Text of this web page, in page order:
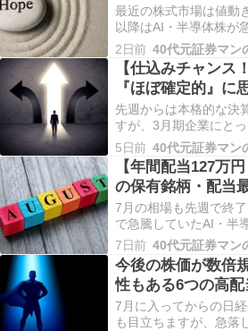
最近の株式市場は値動
以降はAI・半導体株が
円を超えましたが、7
て、これまで低迷し
じるなど、落ち着き
りの動きには相場が本
色の流れ…
2日前 40代元証券マン
【仕込みチャンス
『ほぼ確定的』に
先週からは本格的な決
すが、3月期企業にと
期決算ですし、12月期
決算となりますが、
明ですので、なかな
する事は難しい状況だ
の本決算…
5日前 40代元証券マン
【年間配当127万
の保有銘柄・配当
7月の相場も先週で終
で急騰していたAI・半
で日経平均も急落する
バリュー株は上昇に転
も最近の鬱憤を晴らす
りました。ただ、もと
凄過ぎた…
7日前 40代元証券マン
今後の株価が数倍
性もある6つの高配
7月に入ってからの日
も目立ちますが、急落